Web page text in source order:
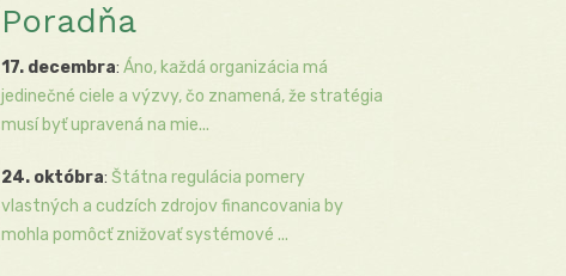
Poradňa
17. decembra: Áno, každá organizácia má
jedinečné ciele a výzvy, čo znamená, že stratégia
musí byť upravená na mie...
24. októbra: Štátna regulácia pomery
vlastných a cudzích zdrojov financovania by
mohla pomôcť znižovať systémové ...